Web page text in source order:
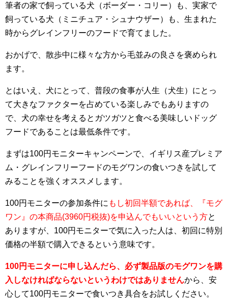
筆者の家で飼っている犬（ボーダー・コリー）も、実家で
飼っている犬（ミニチュア・シュナウザー）も、生まれた
時からグレインフリーのフードで育てました。
おかげで、散歩中に様々な方から毛並みの良さを褒められ
ます。
とはいえ、犬にとって、普段の食事が人生（犬生）にとっ
て大きなファクターを占めている楽しみでもありますの
で、犬の幸せを考えるとガツガツと食べる美味しいドッグ
フードであることは最低条件です。
まずは100円モニターキャンペーンで、イギリス産プレミア
ム・グレインフリーフードのモグワンの食いつきを試して
みることを強くオススメします。
100円モニターの参加条件に もし初回半額であれば、『モグ
ワン』の本商品(3960円税抜)を申込んでもいいという方と
ありますが、100円モニターで気に入った人は、初回に特別
価格の半額で購入できるという意味です。
100円モニターに申し込んだら、必ず製品版のモグワンを購
入しなければならないというわけではありませんから、安
心して100円モニターで食いつき具合をお試しください。